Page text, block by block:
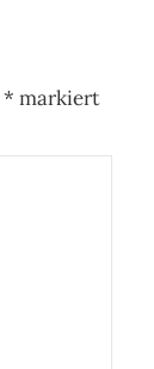
* markiert